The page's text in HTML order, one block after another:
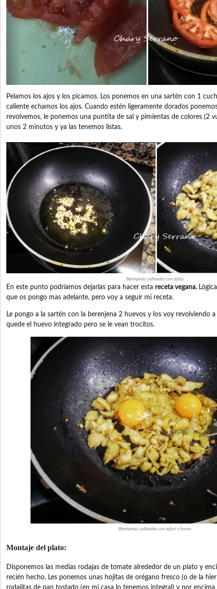
Pelamos los ajos y los picamos. Los ponemos en una sartén con 1
caliente echamos los ajos. Cuando estén ligeramente dorados
revolvemos, le ponemos una puntita de sal y pimientas de colores (2
unos 2 minutos y ya las tenemos listas.
Berenjenas salteadas con ajitos
En este punto podríamos dejarlas para hacer esta receta vegana.
que os pongo mas adelante, pero voy a seguir mi receta.
Le pongo a la sartén con la berenjena 2 huevos y los voy revolviendo
quede el huevo integrado pero se le vean trocitos.
Berenjenas salteadas con ajitos y huevo
Montaje del plato:
Disponemos las medias rodajas de tomate alrededor de un plato y
recién hecho. Les ponemos unas hojitas de orégano fresco (o de la